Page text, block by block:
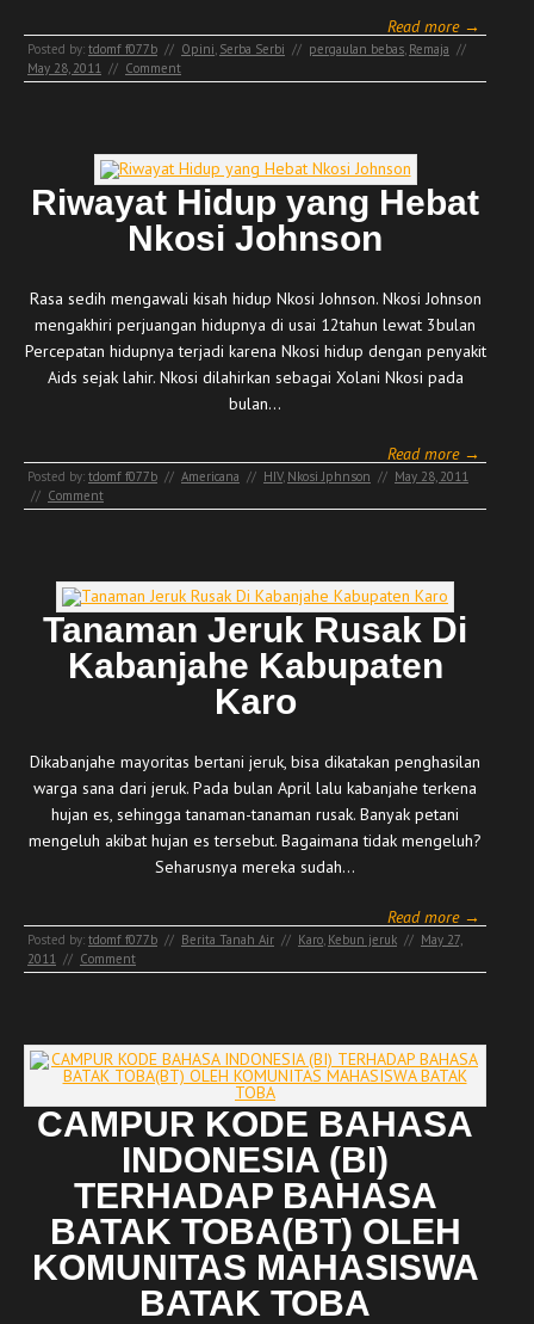
Read more →
Posted by: tdomf_f077b // Opini, Serba Serbi // pergaulan bebas, Remaja //
May 28, 2011 // Comment
Riwayat Hidup yang Hebat
Nkosi Johnson
Rasa sedih mengawali kisah hidup Nkosi Johnson. Nkosi Johnson
mengakhiri perjuangan hidupnya di usai 12tahun lewat 3bulan
Percepatan hidupnya terjadi karena Nkosi hidup dengan penyakit
Aids sejak lahir. Nkosi dilahirkan sebagai Xolani Nkosi pada
bulan…
Read more →
Posted by: tdomf_f077b // Americana // HIV, Nkosi Jphnson // May 28, 2011
// Comment
Tanaman Jeruk Rusak Di
Kabanjahe Kabupaten
Karo
Dikabanjahe mayoritas bertani jeruk, bisa dikatakan penghasilan
warga sana dari jeruk. Pada bulan April lalu kabanjahe terkena
hujan es, sehingga tanaman-tanaman rusak. Banyak petani
mengeluh akibat hujan es tersebut. Bagaimana tidak mengeluh?
Seharusnya mereka sudah…
Read more →
Posted by: tdomf_f077b // Berita Tanah Air // Karo, Kebun jeruk // May 27,
2011 // Comment
CAMPUR KODE BAHASA
INDONESIA (BI)
TERHADAP BAHASA
BATAK TOBA(BT) OLEH
KOMUNITAS MAHASISWA
BATAK TOBA